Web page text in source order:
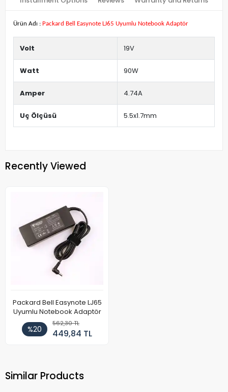
Ürün Adı : Packard Bell Easynote LJ65 Uyumlu Notebook Adaptör
Volt 19V
Watt 90W
Amper 4.74A
Uç Ölçüsü 5.5x1.7mm
Recently Viewed
Packard Bell Easynote LJ65
Uyumlu Notebook Adaptör
%20
562,30 TL
449,84 TL
Similar Products